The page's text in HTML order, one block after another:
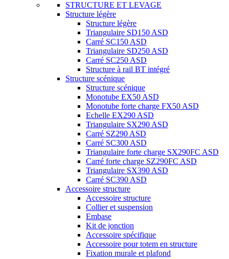
STRUCTURE ET LEVAGE
Structure légère
Structure légère
Triangulaire SD150 ASD
Carré SC150 ASD
Triangulaire SD250 ASD
Carré SC250 ASD
Structure à rail BT intégré
Structure scénique
Structure scénique
Monotube EX50 ASD
Monotube forte charge FX50 ASD
Echelle EX290 ASD
Triangulaire SX290 ASD
Carré SZ290 ASD
Carré SC300 ASD
Triangulaire forte charge SX290FC ASD
Carré forte charge SZ290FC ASD
Triangulaire SX390 ASD
Carré SC390 ASD
Accessoire structure
Accessoire structure
Collier et suspension
Embase
Kit de jonction
Accessoire spécifique
Accessoire pour totem en structure
Fixation murale et plafond